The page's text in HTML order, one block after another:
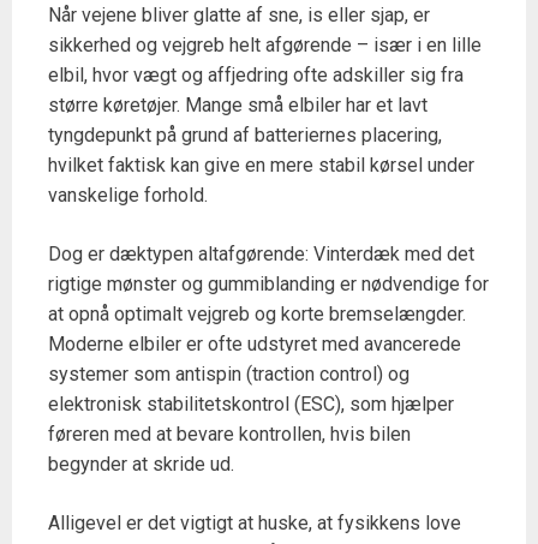
Når vejene bliver glatte af sne, is eller sjap, er
sikkerhed og vejgreb helt afgørende – især i en lille
elbil, hvor vægt og affjedring ofte adskiller sig fra
større køretøjer. Mange små elbiler har et lavt
tyngdepunkt på grund af batteriernes placering,
hvilket faktisk kan give en mere stabil kørsel under
vanskelige forhold.
Dog er dæktypen altafgørende: Vinterdæk med det
rigtige mønster og gummiblanding er nødvendige for
at opnå optimalt vejgreb og korte bremselængder.
Moderne elbiler er ofte udstyret med avancerede
systemer som antispin (traction control) og
elektronisk stabilitetskontrol (ESC), som hjælper
føreren med at bevare kontrollen, hvis bilen
begynder at skride ud.
Alligevel er det vigtigt at huske, at fysikkens love